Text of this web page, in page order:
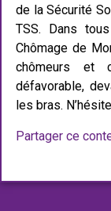
de la Sécurité
TSS. Dans
Chômage de
chômeurs et
défavorable,
les bras.
Partager ce